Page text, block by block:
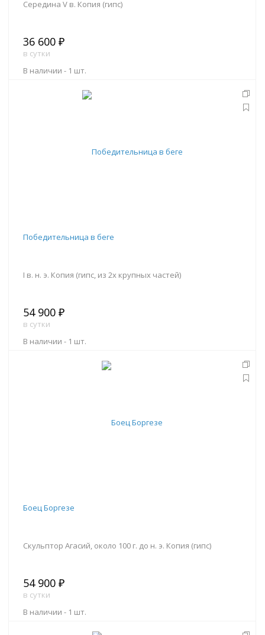
Середина V в. Копия (гипс)
36 600 ₽
в сутки
В наличии - 1 шт.
Победительница в беге
I в. н. э. Копия (гипс, из 2х крупных частей)
54 900 ₽
в сутки
В наличии - 1 шт.
Боец Боргезе
Скульптор Агасий, около 100 г. до н. э. Копия (гипс)
54 900 ₽
в сутки
В наличии - 1 шт.